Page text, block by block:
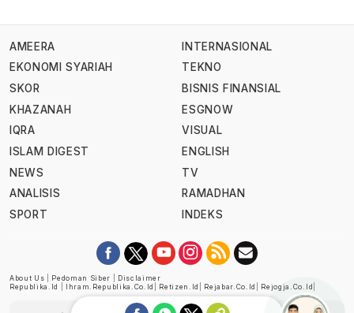
AMEERA
EKONOMI SYARIAH
SKOR
KHAZANAH
IQRA
ISLAM DIGEST
NEWS
ANALISIS
SPORT
INTERNASIONAL
TEKNO
BISNIS FINANSIAL
ESGNOW
VISUAL
ENGLISH
TV
RAMADHAN
INDEKS
About Us Pedoman Siber
Disclaimer
Republika.id
Ihram.republika.co.id Retizen.id Rejabar.co.id Rejogja.co.id